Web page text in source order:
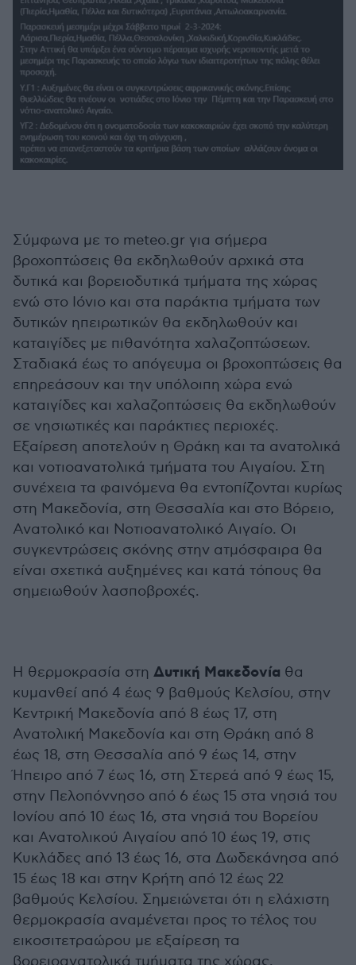
Σύμφωνα με το meteo.gr για σήμερα
βροχοπτώσεις θα εκδηλωθούν αρχικά στα
δυτικά και βορειοδυτικά τμήματα της χώρας
ενώ στο Ιόνιο και στα παράκτια τμήματα των
δυτικών ηπειρωτικών θα εκδηλωθούν και
καταιγίδες με πιθανότητα χαλαζοπτώσεων.
Σταδιακά έως το απόγευμα οι βροχοπτώσεις θα
επηρεάσουν και την υπόλοιπη χώρα ενώ
καταιγίδες και χαλαζοπτώσεις θα εκδηλωθούν
σε νησιωτικές και παράκτιες περιοχές.
Εξαίρεση αποτελούν η Θράκη και τα ανατολικά
και νοτιοανατολικά τμήματα του Αιγαίου. Στη
συνέχεια τα φαινόμενα θα εντοπίζονται κυρίως
στη Μακεδονία, στη Θεσσαλία και στο Βόρειο,
Ανατολικό και Νοτιοανατολικό Αιγαίο. Οι
συγκεντρώσεις σκόνης στην ατμόσφαιρα θα
είναι σχετικά αυξημένες και κατά τόπους θα
σημειωθούν λασποβροχές.
Η θερμοκρασία στη Δυτική Μακεδονία θα
κυμανθεί από 4 έως 9 βαθμούς Κελσίου, στην
Κεντρική Μακεδονία από 8 έως 17, στη
Ανατολική Μακεδονία και στη Θράκη από 8
έως 18, στη Θεσσαλία από 9 έως 14, στην
Ήπειρο από 7 έως 16, στη Στερεά από 9 έως 15,
στην Πελοπόννησο από 6 έως 15 στα νησιά του
Ιονίου από 10 έως 16, στα νησιά του Βορείου
και Ανατολικού Αιγαίου από 10 έως 19, στις
Κυκλάδες από 13 έως 16, στα Δωδεκάνησα από
15 έως 18 και στην Κρήτη από 12 έως 22
βαθμούς Κελσίου. Σημειώνεται ότι η ελάχιστη
θερμοκρασία αναμένεται προς το τέλος του
εικοσιτετραώρου με εξαίρεση τα
βορειοανατολικά τμήματα της χώρας.